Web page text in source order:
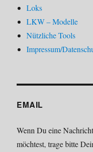
Loks
LKW – Modelle
Nützliche Tools
Impressum/
EMAIL
Wenn Du eine
möchtest, trage bitte